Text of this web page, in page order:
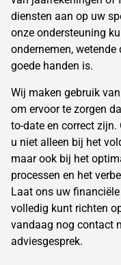
diensten aan op uw
onze ondersteuning
ondernemen,
goede handen is.
Wij maken gebruik
om ervoor te zorgen
to-date en correct
u niet alleen bij het
maar ook bij het
processen en het
Laat ons uw
volledig kunt richten
vandaag nog contact
adviesgesprek.